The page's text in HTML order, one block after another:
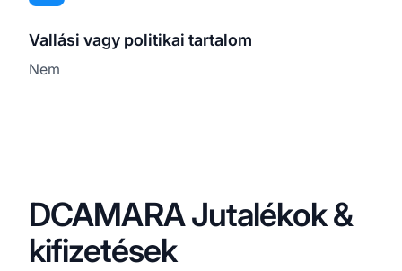
Vallási vagy politikai tartalom
Nem
DCAMARA Jutalékok &
kifizetések